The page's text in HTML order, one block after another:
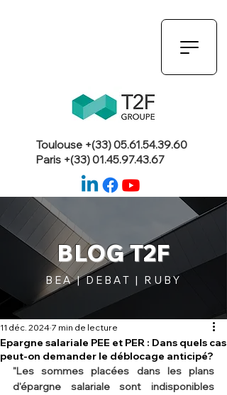
Toulouse +(33)05.61.54.39.60
Paris +(33)01.45.97.43.67
BLOG T2F
BEA | DEBAT | RUBY
Epargne salariale PEE et PER : Dans quels cas
peut-on demander le déblocage anticipé?
11 déc. 2024 7 min de lecture
"Les sommes placées dans les plans
d'épargne salariale sont indisponibles